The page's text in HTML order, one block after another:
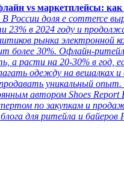
vs маркетплейсы:
В России доля e commerce
23% в 2024 году и
рынка электронной
более 30%. Офлайн-
а расти на 20-30% в год,
одежду на вешалках и
уникальный
автором Shoes Report
по закупкам и
для ритейла и байеров